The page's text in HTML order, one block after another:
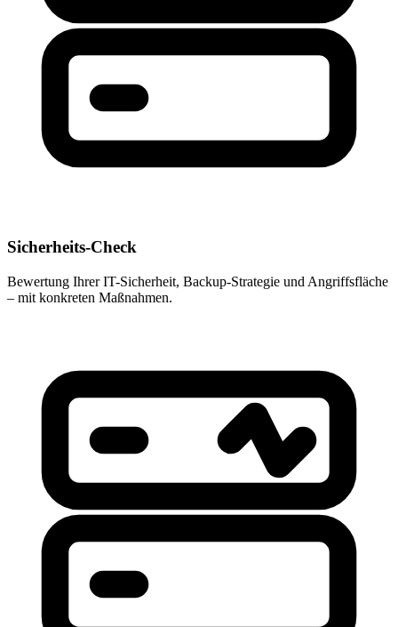
Sicherheits-Check
Bewertung Ihrer IT-Sicherheit, Backup-Strategie und Angriffsfläche
– mit konkreten Maßnahmen.